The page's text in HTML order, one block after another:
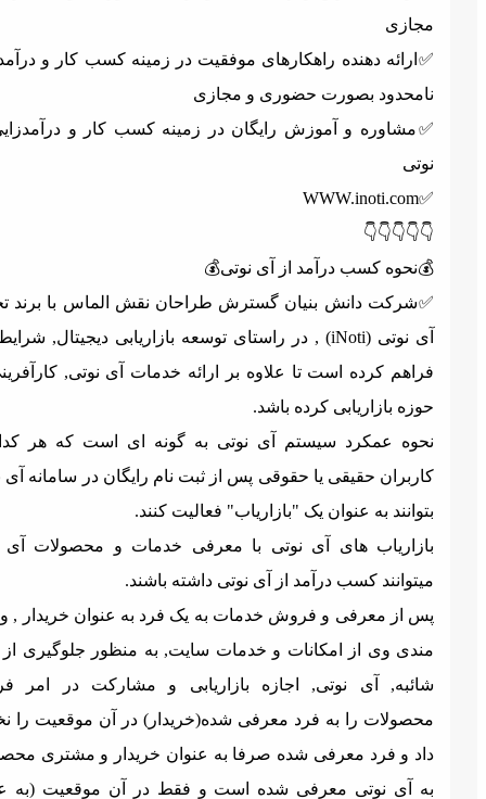
دهنده راهکارهای موفقیت در زمینه کسب کار و درآمدزایی
بصورت حضوری و مجازی
و آموزش رایگان در زمینه کسب کار و درآمدزایی آی
WWW.inoti.com
کسب درآمد از آی نوتی💰
دانش بنیان گسترش طراحان نقش الماس با برند تجاری
آی نوتی (iNoti) , در راستای توسعه بازاریابی دیجیتال, شرایطی را
کرده است تا علاوه بر ارائه خدمات آی نوتی, کارآفرینی در
بازاریابی کرده باشد.
عمکرد سیستم آی نوتی به گونه ای است که هر کدام از
حقیقی یا حقوقی پس از ثبت نام رایگان در سامانه آی نوتی,
به عنوان یک "بازاریاب" فعالیت کنند.
های آی نوتی با معرفی خدمات و محصولات آی نوتی
کسب درآمد از آی نوتی داشته باشند.
از معرفی و فروش خدمات به یک فرد به عنوان خریدار , و بهره
وی از امکانات و خدمات سایت, به منظور جلوگیری از ایجاد
آی نوتی, اجازه بازاریابی و مشارکت در امر فروش
را به فرد معرفی شده(خریدار) در آن موقعیت را نخواهد
و فرد معرفی شده صرفا به عنوان خریدار و مشتری محصولات
آی نوتی معرفی شده است و فقط در آن موقعیت (به عنوان